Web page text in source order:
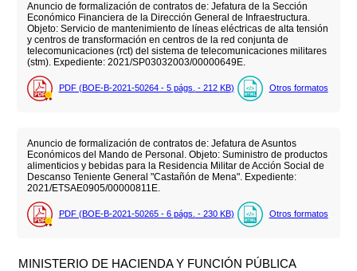
Anuncio de formalización de contratos de: Jefatura de la Sección
Económico Financiera de la Dirección General de Infraestructura.
Objeto: Servicio de mantenimiento de líneas eléctricas de alta tensión
y centros de transformación en centros de la red conjunta de
telecomunicaciones (rct) del sistema de telecomunicaciones militares
(stm). Expediente: 2021/SP03032003/00000649E.
PDF (BOE-B-2021-50264 - 5 págs. - 212 KB) Otros formatos
Anuncio de formalización de contratos de: Jefatura de Asuntos
Económicos del Mando de Personal. Objeto: Suministro de productos
alimenticios y bebidas para la Residencia Militar de Acción Social de
Descanso Teniente General "Castañón de Mena". Expediente:
2021/ETSAE0905/00000811E.
PDF (BOE-B-2021-50265 - 6 págs. - 230 KB) Otros formatos
MINISTERIO DE HACIENDA Y FUNCIÓN PÚBLICA